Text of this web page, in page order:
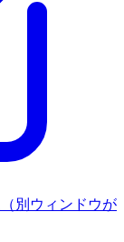
（別ウィンドウが